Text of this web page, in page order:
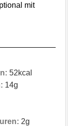
mit
52kcal
14g
2g